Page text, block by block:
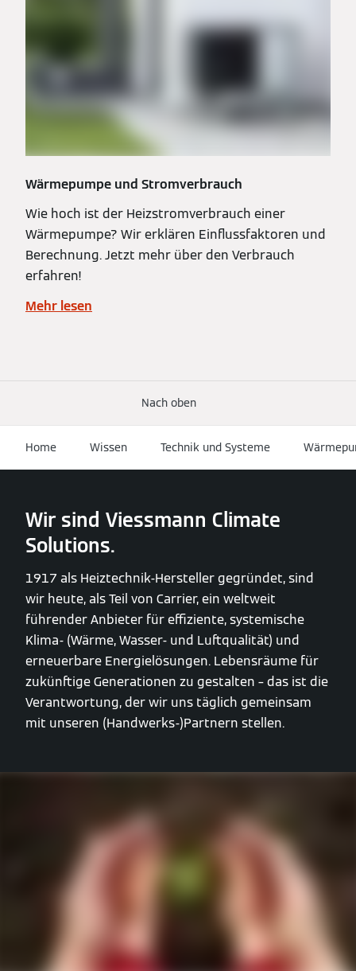
Wärmepumpe und Stromverbrauch
Wie hoch ist der Heizstromverbrauch einer
Wärmepumpe? Wir erklären Einflussfaktoren und
Berechnung. Jetzt mehr über den Verbrauch
erfahren!
Mehr lesen
Nach oben
Home Wissen Technik und Systeme
Wir sind Viessmann Climate
Solutions.
1917 als Heiztechnik-Hersteller gegründet, sind
wir heute, als Teil von Carrier, ein weltweit
führender Anbieter für effiziente, systemische
Klima- (Wärme, Wasser- und Luftqualität) und
erneuerbare Energielösungen. Lebensräume für
zukünftige Generationen zu gestalten – das ist die
Verantwortung, der wir uns täglich gemeinsam
mit unseren (Handwerks-)Partnern stellen.